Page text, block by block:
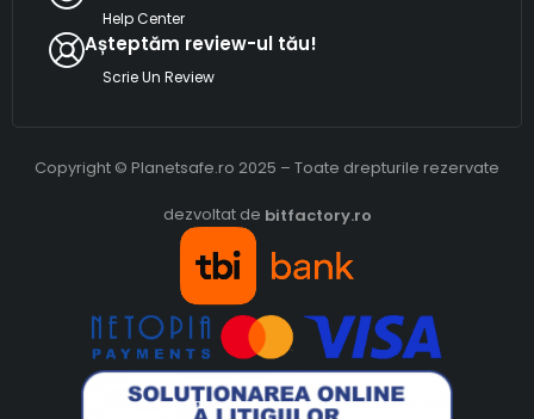
Help Center
Așteptăm review-ul tău!
Scrie Un Review
Copyright © Planetsafe.ro 2025 – Toate drepturile rezervate
dezvoltat de bitfactory.ro